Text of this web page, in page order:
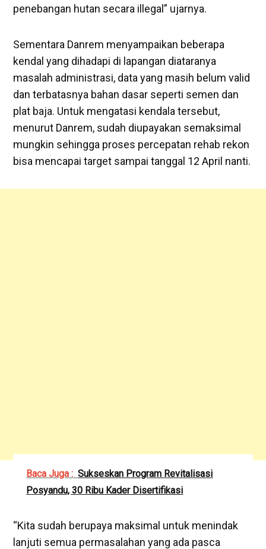
penebangan hutan secara illegal” ujarnya.
Sementara Danrem menyampaikan beberapa
kendal yang dihadapi di lapangan diataranya
masalah administrasi, data yang masih belum valid
dan terbatasnya bahan dasar seperti semen dan
plat baja. Untuk mengatasi kendala tersebut,
menurut Danrem, sudah diupayakan semaksimal
mungkin sehingga proses percepatan rehab rekon
bisa mencapai target sampai tanggal 12 April nanti.
Baca Juga : Sukseskan Program Revitalisasi
Posyandu, 30 Ribu Kader Disertifikasi
“Kita sudah berupaya maksimal untuk menindak
lanjuti semua permasalahan yang ada pasca